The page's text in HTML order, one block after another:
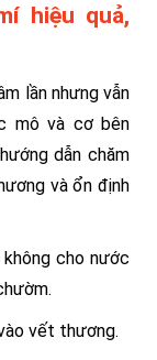
hiệu quả,
lần nhưng vẫn
mô và cơ bên
dẫn chăm
và ổn định
cho nước
vết thương.